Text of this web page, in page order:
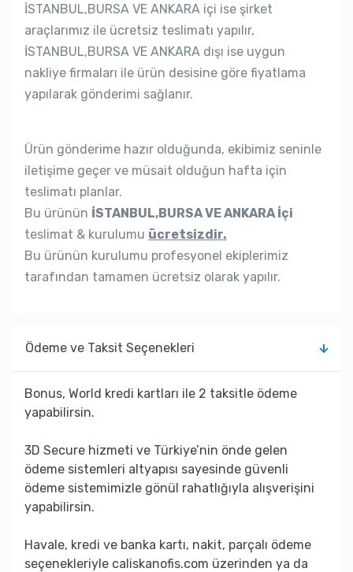
İSTANBUL,BURSA VE ANKARA içi ise şirket
araçlarımız ile ücretsiz teslimatı yapılır,
İSTANBUL,BURSA VE ANKARA dışı ise uygun
nakliye firmaları ile ürün desisine göre fiyatlama
yapılarak gönderimi sağlanır.
Ürün gönderime hazır olduğunda, ekibimiz seninle
iletişime geçer ve müsait olduğun hafta için
teslimatı planlar.
Bu ürünün İSTANBUL,BURSA VE ANKARA İçi
teslimat & kurulumu ücretsizdir.
Bu ürünün kurulumu profesyonel ekiplerimiz
tarafından tamamen ücretsiz olarak yapılır.
Ödeme ve Taksit Seçenekleri
Bonus, World kredi kartları ile 2 taksitle ödeme
yapabilirsin.
3D Secure hizmeti ve Türkiye’nin önde gelen
ödeme sistemleri altyapısı sayesinde güvenli
ödeme sistemimizle gönül rahatlığıyla alışverişini
yapabilirsin.
Havale, kredi ve banka kartı, nakit, parçalı ödeme
seçenekleriyle caliskanofis.com üzerinden ya da